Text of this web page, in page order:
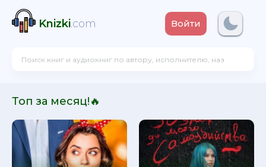
Knizki.com Войти
Топ за месяц!🔥